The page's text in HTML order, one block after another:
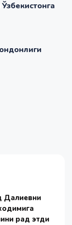
Далиевни
рад этди